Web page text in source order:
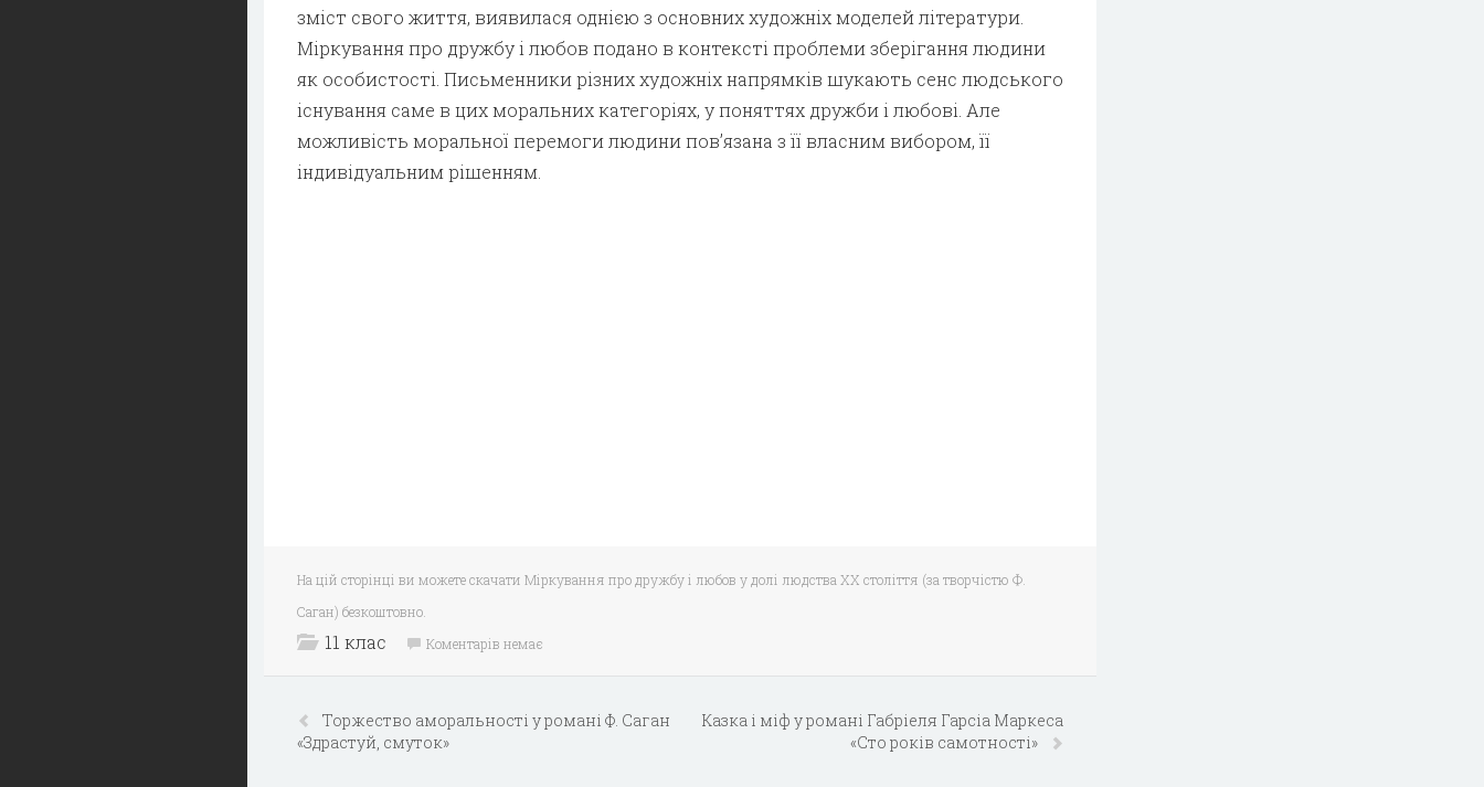
зміст свого життя, виявилася однією з основних художніх моделей літератури.
Міркування про дружбу і любов подано в контексті проблеми зберігання людини
як особистості. Письменники різних художніх напрямків шукають сенс людського
існування саме в цих моральних категоріях, у поняттях дружби і любові. Але
можливість моральної перемоги людини пов’язана з її власним вибором, її
індивідуальним рішенням.
На цій сторінці ви можете скачати Міркування про дружбу і любов у долі людства XX століття (за творчістю Ф.
Саган) безкоштовно.
11 клас Коментарів немає
Торжество аморальності у романі Ф. Саган
«Здрастуй, смуток»
Казка і міф у романі Габріеля Гарсіа Маркеса
«Сто років самотності»